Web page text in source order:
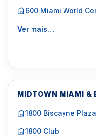
600 Miami World
Ver mais…
MIDTOWN MIAMI &
1800 Biscayne Plaza
1800 Club